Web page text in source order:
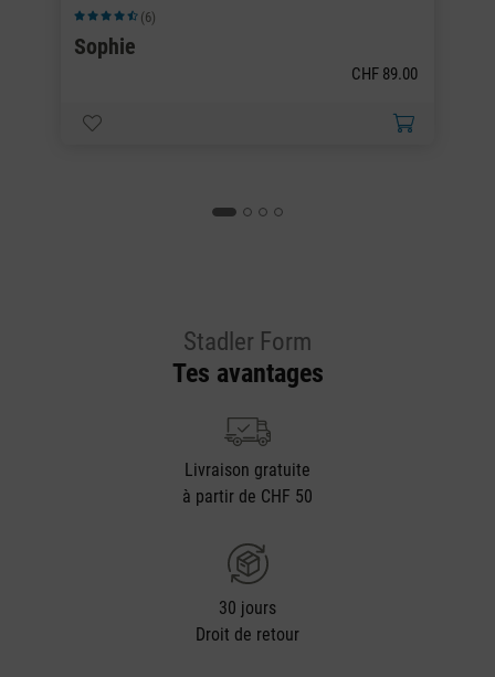
Note moyenne de 4.5 sur 5 étoiles
(6)
Sophie
CHF 89.00
Stadler Form
Tes avantages
Livraison gratuite
à partir de CHF 50
30 jours
Droit de retour